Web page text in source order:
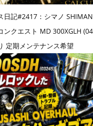
日記#2417：シマノ
ンクエスト MD 300XGLH
定期メンテナンス希望